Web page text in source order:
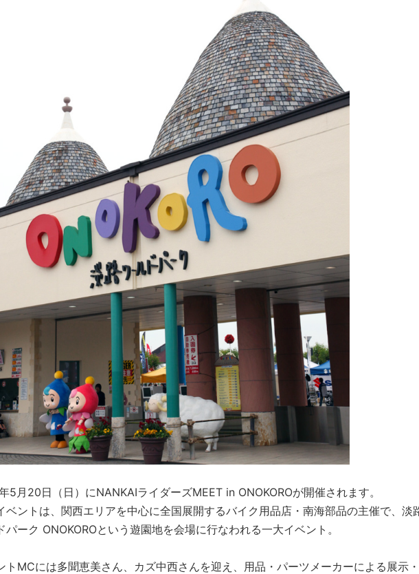
5月20日（日）にNANKAIライダーズMEET in ONOKOROが開催されます。
ベントは、関西エリアを中心に全国展開するバイク用品店・南海部品の主催で、淡
パーク ONOKOROという遊園地を会場に行なわれる一大イベント。
トMCには多聞恵美さん、カズ中西さんを迎え、用品・パーツメーカーによる展示